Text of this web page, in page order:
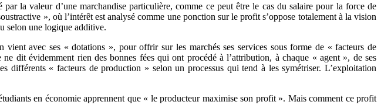
la valeur d’une marchandise particulière, comme ce peut être le cas du salaire pour la force de
», où l’intérêt est analysé comme une ponction sur le profit s’oppose totalement à la vision
selon une logique additive.
avec ses « dotations », pour offrir sur les marchés ses services sous forme de « facteurs de
dit évidemment rien des bonnes fées qui ont procédé à l’attribution, à chaque « agent », de ses
différents « facteurs de production » selon un processus qui tend à les symétriser. L’exploitation
en économie apprennent que « le producteur maximise son profit ». Mais comment ce profit